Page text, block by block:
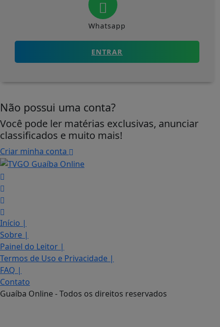
Whatsapp
ENTRAR
Não possui uma conta?
Você pode ler matérias exclusivas, anunciar
classificados e muito mais!
Criar minha conta
Início |
Sobre |
Painel do Leitor |
Termos de Uso e Privacidade |
FAQ |
Contato
Guaíba Online - Todos os direitos reservados
Termos de Uso e Privacidade
Esse site utiliza cookies para melhorar sua
experiência de navegação. Ao continuar o acesso,
entendemos que você concorda com nossos Termos
de Uso e Privacidade.